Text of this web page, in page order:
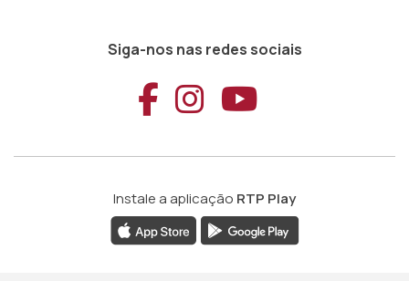
Siga-nos nas redes sociais
Aceder ao
Aceder ao
Aceder
Instale a aplicação RTP Play